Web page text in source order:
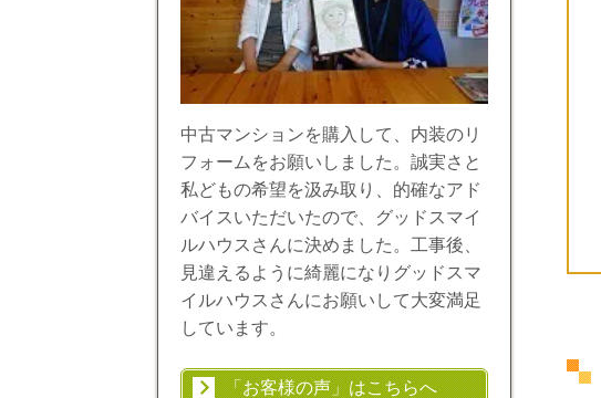
中古マンションを購入して、内装のリ
フォームをお願いしました。誠実さと
私どもの希望を汲み取り、的確なアド
バイスいただいたので、グッドスマイ
ルハウスさんに決めました。工事後、
見違えるように綺麗になりグッドスマ
イルハウスさんにお願いして大変満足
しています。
「お客様の声」はこちらへ